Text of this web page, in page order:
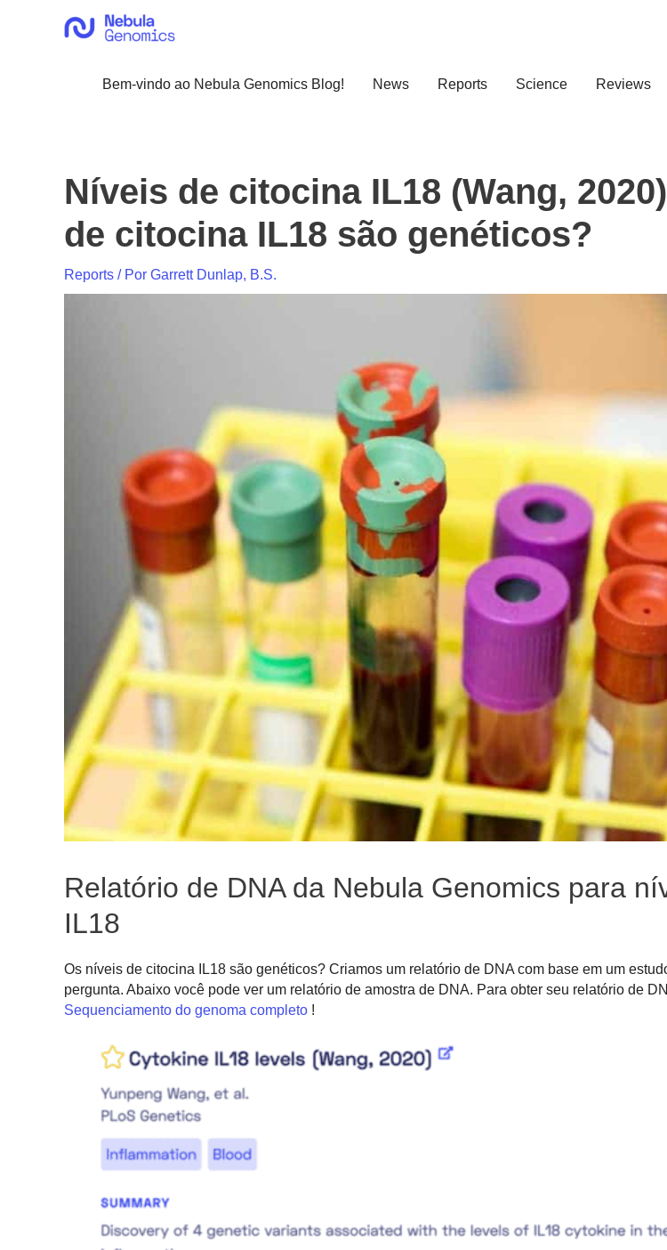
Bem-vindo ao Nebula Genomics Blog!
News Reports Science Reviews
Níveis de citocina IL18 (Wang,
de citocina IL18 são genéticos?
Reports / Por Garrett Dunlap, B.S.
Relatório de DNA da Nebula Genomics para
IL18
Os níveis de citocina IL18 são genéticos? Criamos um relatório de DNA com base em um
pergunta. Abaixo você pode ver um relatório de amostra de DNA. Para obter seu relatório de
Sequenciamento do genoma completo !